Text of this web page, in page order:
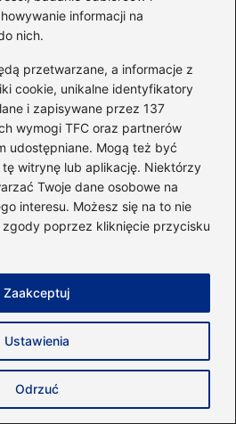
informacji na
nich.
przetwarzane, a informacje z
cookie, unikalne identyfikatory
i zapisywane przez 137
wymogi TFC oraz partnerów
udostępniane. Mogą też być
witrynę lub aplikację. Niektórzy
Twoje dane osobowe na
interesu. Możesz się na to nie
poprzez kliknięcie przycisku
Ustawienia
Odrzuć
Zaakceptuj
w tej przeglądarce
komentarzy.